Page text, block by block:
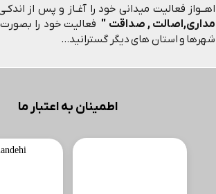
اهــواز فعالیت میدانی خود را آغـاز و پس از
مداری,اصالت , صداقت " فعالیت خود را
شهرها و استان های دیگر گسترانید...
اطمینان به اعتبار ما